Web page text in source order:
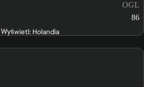
OGL
86
Wyświetl: Holandia